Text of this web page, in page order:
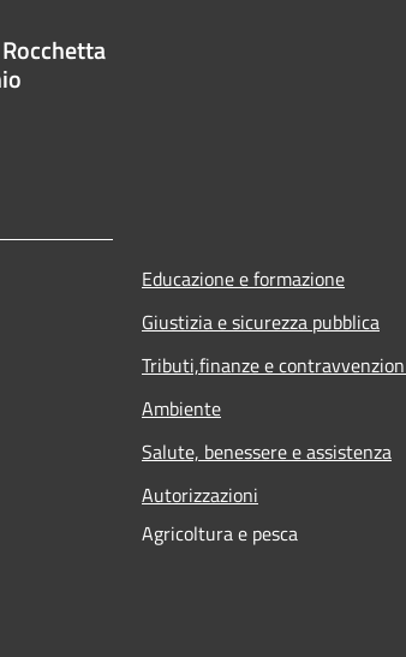
Educazione e formazione
Giustizia e sicurezza pubblica
Tributi,finanze e
Ambiente
Salute, benessere e assistenza
Autorizzazioni
Agricoltura e pesca